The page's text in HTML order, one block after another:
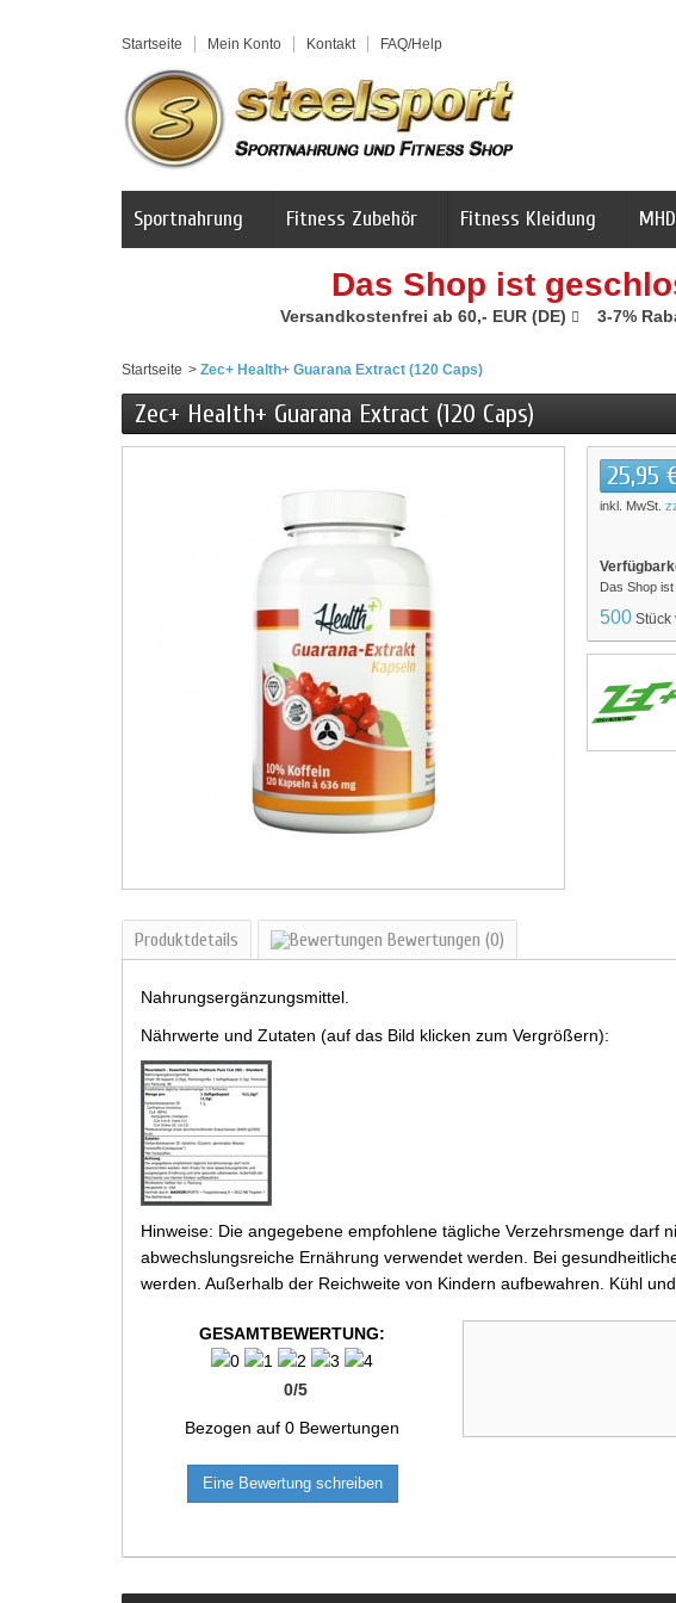
Startseite Mein Konto Kontakt FAQ/Help
Sportnahrung Fitness Zubehör Fitness Kleidung
Das Shop ist
Versandkostenfrei ab 60,- EUR (DE) 3-7%
Startseite > Zec+ Health+ Guarana Extract (120 Caps)
Zec+ Health+ Guarana Extract (120 Caps)
25,95
inkl. MwSt.
Das Shop
500 Stück
Produktdetails Bewertungen (0)
Nahrungsergänzungsmittel.
Nährwerte und Zutaten (auf das Bild klicken zum Vergrößern):
Hinweise: Die angegebene empfohlene tägliche Verzehrsmenge
abwechslungsreiche Ernährung verwendet werden. Bei
werden. Außerhalb der Reichweite von Kindern aufbewahren. Kühl
GESAMTBEWERTUNG:
0/5
Bezogen auf0 Bewertungen
Eine Bewertung schreiben